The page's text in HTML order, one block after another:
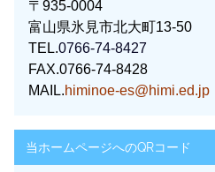
〒935-0004
富山県氷見市北大町13-50
TEL.0766-74-8427
FAX.0766-74-8428
MAIL.himinoe-es@himi.ed.jp
当ホームページへのQRコード